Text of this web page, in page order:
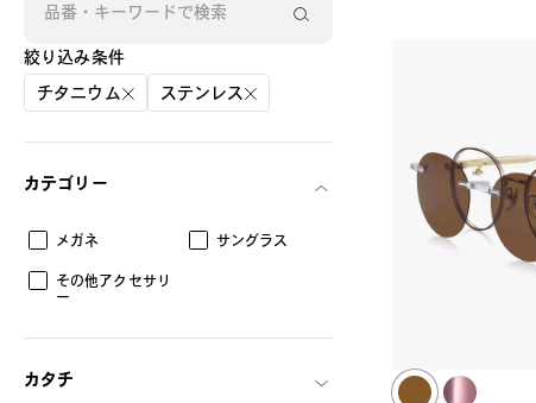
絞り込み条件
チタニウム ステンレス
カテゴリー
メガネ サングラス
その他アクセサリ
ー
カタチ